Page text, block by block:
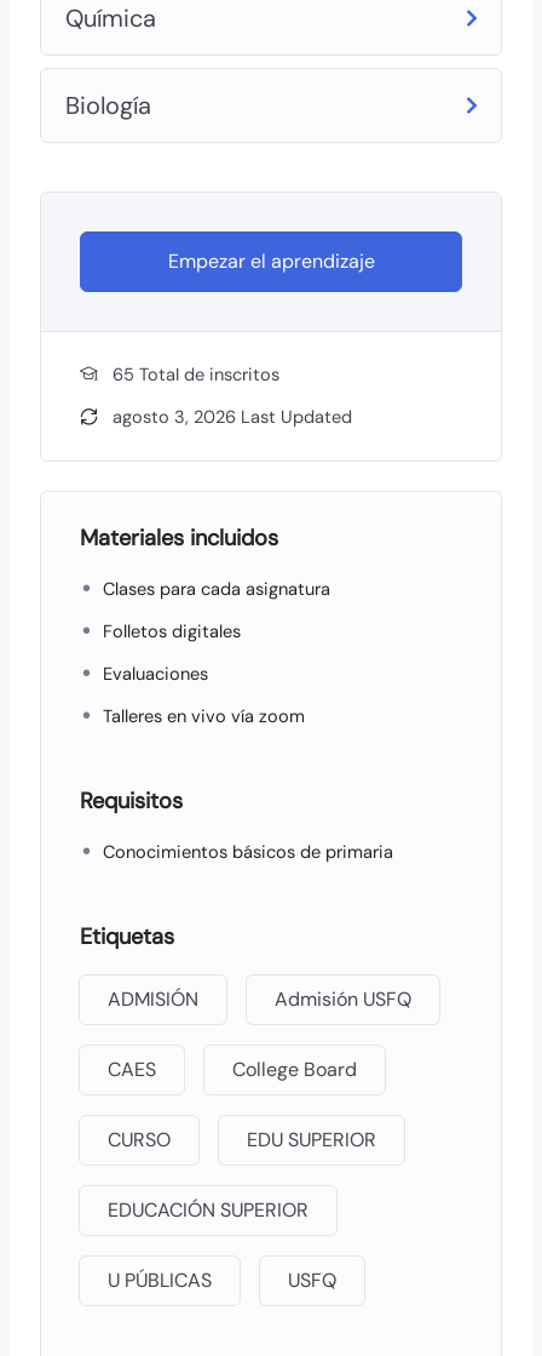
Química
Biología
Empezar el aprendizaje
65 TotaI de inscritos
agosto 3, 2026 Last Updated
Materiales incluidos
Clases para cada asignatura
Folletos digitales
Evaluaciones
Talleres en vivo vía zoom
Requisitos
Conocimientos básicos de primaria
Etiquetas
ADMISIÓN Admisión USFQ
CAES College Board
CURSO EDU SUPERIOR
EDUCACIÓN SUPERIOR
U PÚBLICAS USFQ